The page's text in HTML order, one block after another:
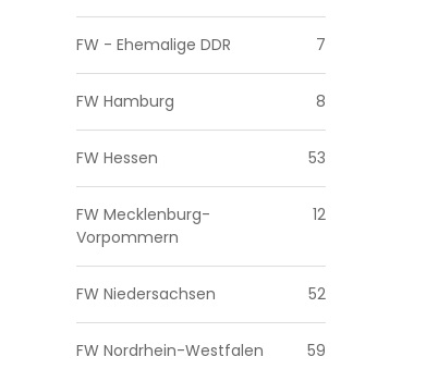
FW - Ehemalige DDR 7
FW Hamburg 8
FW Hessen 53
FW Mecklenburg-
Vorpommern
12
FW Niedersachsen 52
FW Nordrhein-Westfalen 59